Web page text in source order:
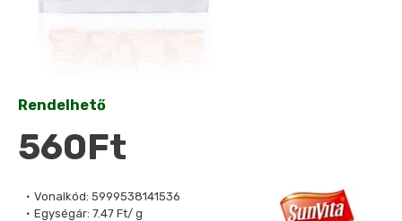
Vonalkód: 5999538141536
Egységár: 7.47 Ft/ g
Rendelhető
560Ft